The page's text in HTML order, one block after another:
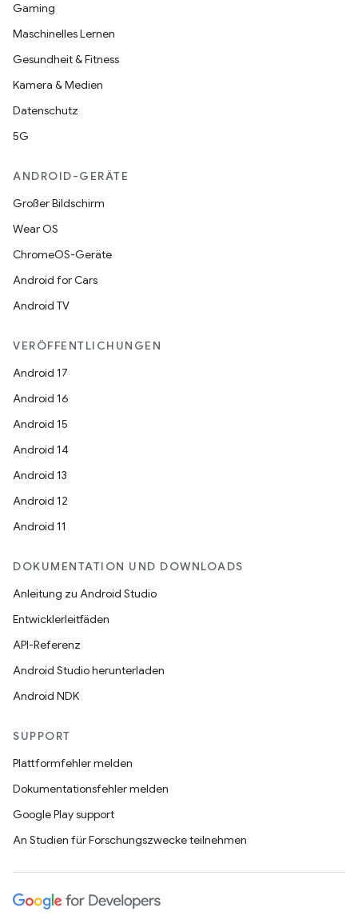
Gaming
Maschinelles Lernen
Gesundheit & Fitness
Kamera & Medien
Datenschutz
5G
ANDROID-GERÄTE
Großer Bildschirm
Wear OS
ChromeOS-Geräte
Android for Cars
Android TV
VERÖFFENTLICHUNGEN
Android 17
Android 16
Android 15
Android 14
Android 13
Android 12
Android 11
DOKUMENTATION UND DOWNLOADS
Anleitung zu Android Studio
Entwicklerleitfäden
API-Referenz
Android Studio herunterladen
Android NDK
SUPPORT
Plattformfehler melden
Dokumentationsfehler melden
Google Play support
An Studien für Forschungszwecke teilnehmen